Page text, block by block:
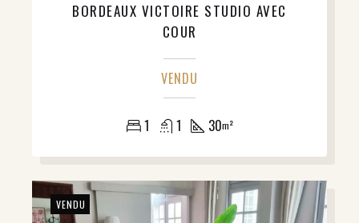
BORDEAUX VICTOIRE STUDIO AVEC
COUR
VENDU
1 1 30m²
VENDU